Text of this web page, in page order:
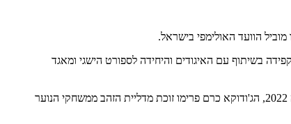
בשיתוף עם האיגודים והיחידה לספורט הישגי ומאגד
הסייף יונתן כהן אלוף אירופה לנוער, הקלעית אולגה טאצ'יב סגנית אלופת אירופה 2022 , איילה כרם מקום 7 באליפות אירופה 2022, הג'ודוקא כרם פרימו זוכת מדליית הזהב ממשחקי הנוער